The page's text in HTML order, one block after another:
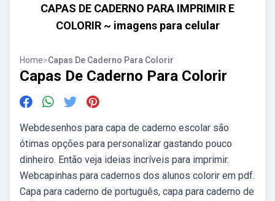
CAPAS DE CADERNO PARA IMPRIMIR E
COLORIR ~ imagens para celular
Home>Capas De Caderno Para Colorir
Capas De Caderno Para Colorir
Webdesenhos para capa de caderno escolar são
ótimas opções para personalizar gastando pouco
dinheiro. Então veja ideias incríveis para imprimir.
Webcapinhas para cadernos dos alunos colorir em pdf.
Capa para caderno de português, capa para caderno de